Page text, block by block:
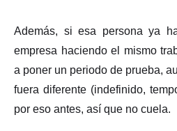
Además, si esa persona ya
empresa haciendo el mismo
a poner un periodo de prueba,
fuera diferente (indefinido,
por eso antes, así que no cuela.